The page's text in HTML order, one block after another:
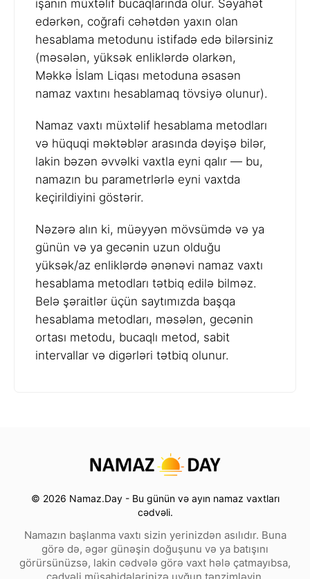
işanın müxtəlif bucaqlarında olur. Səyahət
edərkən, coğrafi cəhətdən yaxın olan
hesablama metodunu istifadə edə bilərsiniz
(məsələn, yüksək enliklərdə olarkən,
Məkkə İslam Liqası metoduna əsasən
namaz vaxtını hesablamaq tövsiyə olunur).
Namaz vaxtı müxtəlif hesablama metodları
və hüquqi məktəblər arasında dəyişə bilər,
lakin bəzən əvvəlki vaxtla eyni qalır — bu,
namazın bu parametrlərlə eyni vaxtda
keçirildiyini göstərir.
Nəzərə alın ki, müəyyən mövsümdə və ya
günün və ya gecənin uzun olduğu
yüksək/az enliklərdə ənənəvi namaz vaxtı
hesablama metodları tətbiq edilə bilməz.
Belə şəraitlər üçün saytımızda başqa
hesablama metodları, məsələn, gecənin
ortası metodu, bucaqlı metod, sabit
intervallar və digərləri tətbiq olunur.
© 2026 Namaz.Day - Bu günün və ayın namaz vaxtları
cədvəli.
Namazın başlanma vaxtı sizin yerinizdən asılıdır. Buna
görə də, əgər günəşin doğuşunu və ya batışını
görürsünüzsə, lakin cədvələ görə vaxt hələ çatmayıbsa,